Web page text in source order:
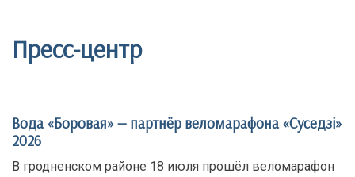
Пресс-центр
Вода «Боровая» — партнёр веломарафона «Суседзi»
2026
В гродненском районе 18 июля прошёл веломарафон